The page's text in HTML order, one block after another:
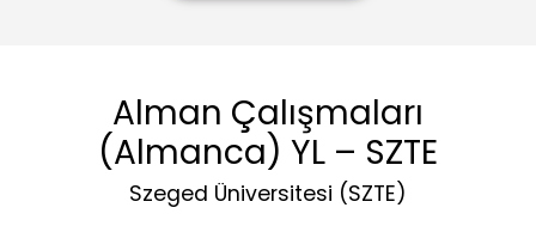
Alman Çalışmaları
(Almanca) YL – SZTE
Szeged Üniversitesi (SZTE)